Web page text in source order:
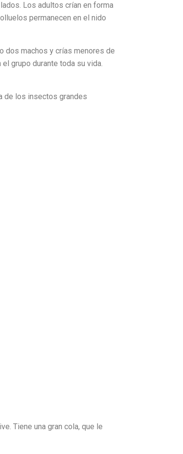
Los adultos crían en forma
permanecen en el nido
dos machos y crías menores de
grupo durante toda su vida.
de los insectos grandes
Tiene una gran cola, que le